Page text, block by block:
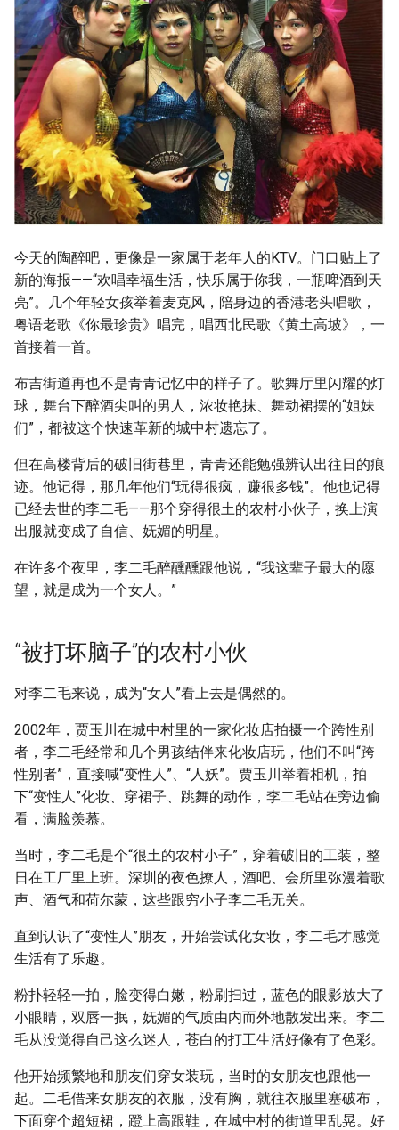
今天的陶醉吧，更像是一家属于老年人的KTV。门口贴上了
新的海报——“欢唱幸福生活，快乐属于你我，一瓶啤酒到天
亮”。几个年轻女孩举着麦克风，陪身边的香港老头唱歌，
粤语老歌《你最珍贵》唱完，唱西北民歌《黄土高坡》，一
首接着一首。
布吉街道再也不是青青记忆中的样子了。歌舞厅里闪耀的灯
球，舞台下醉酒尖叫的男人，浓妆艳抹、舞动裙摆的“姐妹
们”，都被这个快速革新的城中村遗忘了。
但在高楼背后的破旧街巷里，青青还能勉强辨认出往日的痕
迹。他记得，那几年他们“玩得很疯，赚很多钱”。他也记得
已经去世的李二毛——那个穿得很土的农村小伙子，换上演
出服就变成了自信、妩媚的明星。
在许多个夜里，李二毛醉醺醺跟他说，“我这辈子最大的愿
望，就是成为一个女人。”
“被打坏脑子”的农村小伙
对李二毛来说，成为“女人”看上去是偶然的。
2002年，贾玉川在城中村里的一家化妆店拍摄一个跨性别
者，李二毛经常和几个男孩结伴来化妆店玩，他们不叫“跨
性别者”，直接喊“变性人”、“人妖”。贾玉川举着相机，拍
下“变性人”化妆、穿裙子、跳舞的动作，李二毛站在旁边偷
看，满脸羡慕。
当时，李二毛是个“很土的农村小子”，穿着破旧的工装，整
日在工厂里上班。深圳的夜色撩人，酒吧、会所里弥漫着歌
声、酒气和荷尔蒙，这些跟穷小子李二毛无关。
直到认识了“变性人”朋友，开始尝试化女妆，李二毛才感觉
生活有了乐趣。
粉扑轻轻一拍，脸变得白嫩，粉刷扫过，蓝色的眼影放大了
小眼睛，双唇一抿，妩媚的气质由内而外地散发出来。李二
毛从没觉得自己这么迷人，苍白的打工生活好像有了色彩。
他开始频繁地和朋友们穿女装玩，当时的女朋友也跟他一
起。二毛借来女朋友的衣服，没有胸，就往衣服里塞破布，
下面穿个超短裙，蹬上高跟鞋，在城中村的街道里乱晃。好